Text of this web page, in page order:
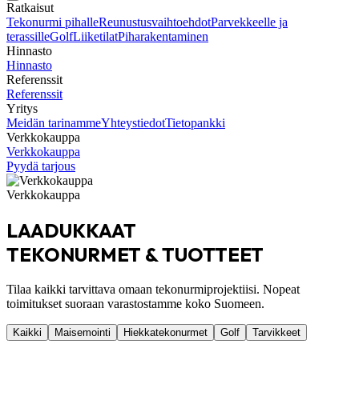
Ratkaisut
Tekonurmi pihalleReunustusvaihtoehdotParvekkeelle ja
terassilleGolfLiiketilatPiharakentaminen
Hinnasto
Hinnasto
Referenssit
Referenssit
Yritys
Meidän tarinammeYhteystiedotTietopankki
Verkkokauppa
Verkkokauppa
Pyydä tarjous
Verkkokauppa
LAADUKKAAT
TEKONURMET & TUOTTEET
Tilaa kaikki tarvittava omaan tekonurmiprojektiisi. Nopeat
toimitukset suoraan varastostamme koko Suomeen.
Kaikki Maisemointi Hiekkatekonurmet Golf Tarvikkeet